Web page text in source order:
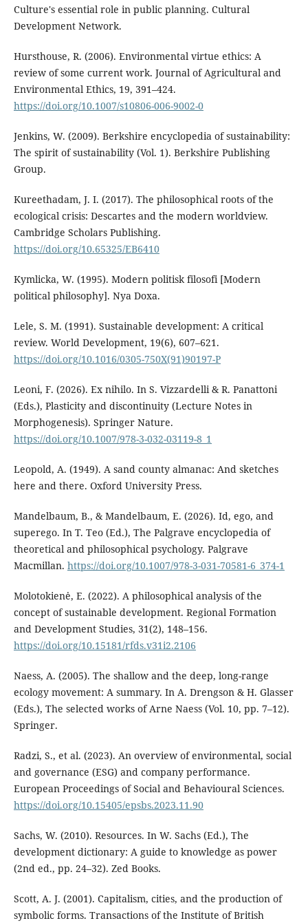
Culture's essential role in public planning. Cultural
Development Network.
Hursthouse, R. (2006). Environmental virtue ethics: A
review of some current work. Journal of Agricultural and
Environmental Ethics, 19, 391–424.
https://doi.org/10.1007/s10806-006-9002-0
Jenkins, W. (2009). Berkshire encyclopedia of sustainability:
The spirit of sustainability (Vol. 1). Berkshire Publishing
Group.
Kureethadam, J. I. (2017). The philosophical roots of the
ecological crisis: Descartes and the modern worldview.
Cambridge Scholars Publishing.
https://doi.org/10.65325/EB6410
Kymlicka, W. (1995). Modern politisk filosofi [Modern
political philosophy]. Nya Doxa.
Lele, S. M. (1991). Sustainable development: A critical
review. World Development, 19(6), 607–621.
https://doi.org/10.1016/0305-750X(91)90197-P
Leoni, F. (2026). Ex nihilo. In S. Vizzardelli & R. Panattoni
(Eds.), Plasticity and discontinuity (Lecture Notes in
Morphogenesis). Springer Nature.
https://doi.org/10.1007/978-3-032-03119-8_1
Leopold, A. (1949). A sand county almanac: And sketches
here and there. Oxford University Press.
Mandelbaum, B., & Mandelbaum, E. (2026). Id, ego, and
superego. In T. Teo (Ed.), The Palgrave encyclopedia of
theoretical and philosophical psychology. Palgrave
Macmillan. https://doi.org/10.1007/978-3-031-70581-6_374-1
Molotokienė, E. (2022). A philosophical analysis of the
concept of sustainable development. Regional Formation
and Development Studies, 31(2), 148–156.
https://doi.org/10.15181/rfds.v31i2.2106
Naess, A. (2005). The shallow and the deep, long-range
ecology movement: A summary. In A. Drengson & H. Glasser
(Eds.), The selected works of Arne Naess (Vol. 10, pp. 7–12).
Springer.
Radzi, S., et al. (2023). An overview of environmental, social
and governance (ESG) and company performance.
European Proceedings of Social and Behavioural Sciences.
https://doi.org/10.15405/epsbs.2023.11.90
Sachs, W. (2010). Resources. In W. Sachs (Ed.), The
development dictionary: A guide to knowledge as power
(2nd ed., pp. 24–32). Zed Books.
Scott, A. J. (2001). Capitalism, cities, and the production of
symbolic forms. Transactions of the Institute of British